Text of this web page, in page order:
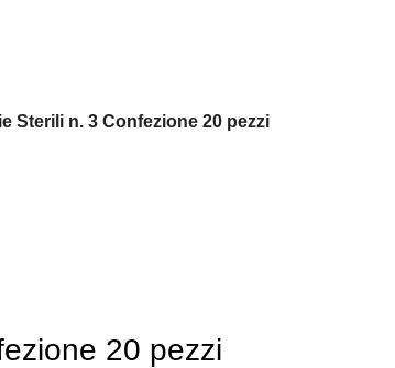
Sterili n. 3 Confezione 20 pezzi
20 pezzi